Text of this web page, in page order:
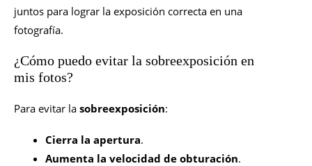
juntos para lograr la exposición correcta en una
fotografía.
¿Cómo puedo evitar la sobreexposición en
mis fotos?
Para evitar la sobreexposición:
Cierra la apertura.
Aumenta la velocidad de obturación.